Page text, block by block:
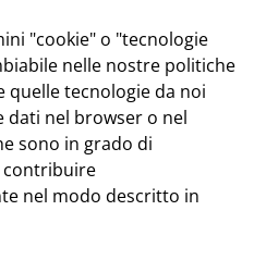
"cookie" o "tecnologie
nelle nostre politiche
tecnologie da noi
dati nel browser o nel
sono in grado di
contribuire
nel modo descritto in